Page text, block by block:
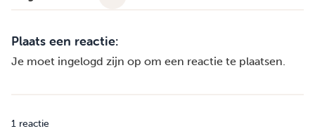
Plaats een reactie:
Je moet ingelogd zijn op om een reactie te plaatsen.
1 reactie